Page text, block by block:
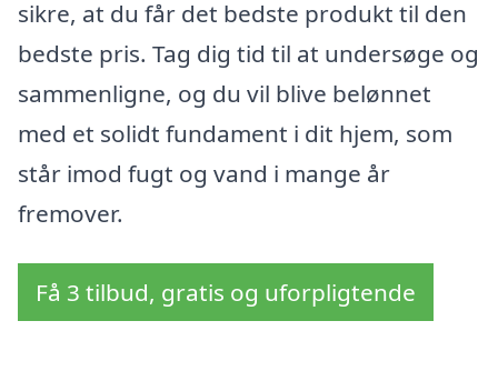
sikre, at du får det bedste produkt til den
bedste pris. Tag dig tid til at undersøge og
sammenligne, og du vil blive belønnet
med et solidt fundament i dit hjem, som
står imod fugt og vand i mange år
fremover.
Få 3 tilbud, gratis og uforpligtende